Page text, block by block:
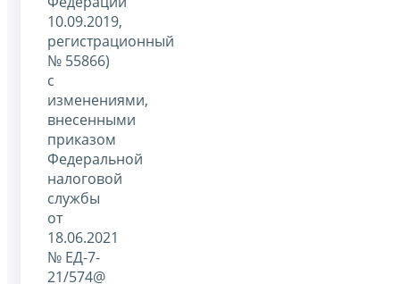
10.09.2019,
регистрационный
№ 55866)
с
изменениями,
внесенными
приказом
Федеральной
налоговой
службы
от
18.06.2021
№ ЕД-7-
21/574@